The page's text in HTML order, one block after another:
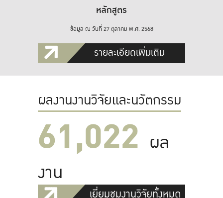
หลักสูตร
ข้อมูล ณ วันที่ 27 ตุลาคม พ.ศ. 2568
รายละเอียดเพิ่มเติม
ผลงานงานวิจัยและนวัตกรรม
61,022 ผล
งาน
เยี่ยมชมงานวิจัยทั้งหมด